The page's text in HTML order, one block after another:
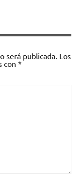
será publicada. Los
con *